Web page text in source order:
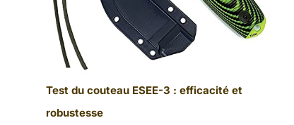
Test du couteau ESEE-3 : efficacité et
robustesse